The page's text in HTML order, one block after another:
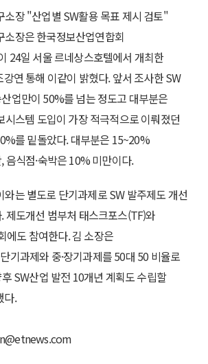
소장 "산업별 SW활용 목표 제시 검토"
소장은 한국정보산업연합회
24일 서울 르네상스호텔에서 개최한
연 통해 이같이 밝혔다. 앞서 조사한 SW
업만이 50%를 넘는 정도고 대부분은
시스템 도입이 가장 적극적으로 이뤄졌던
를 밑돌았다. 대부분은 15~20%
음식점·숙박은 10% 미만이다.
와는 별도로 단기과제로 SW 발주제도 개선
제도개선 범부처 태스크포스(TF)와
에도 참여한다. 김 소장은
기과제와 중·장기과제를 50대 50 비율로
SW산업 발전 10개년 계획도 수립할
다.